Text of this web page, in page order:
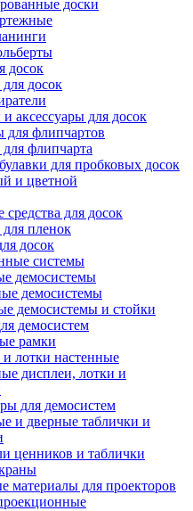
доски
досок
досок
аксессуары для досок
для флипчартов
флипчарта
для пробковых досок
и цветной
для досок
пленок
досок
системы
демосистемы
демосистемы
демосистемы и стойки
демосистем
рамки
лотки настенные
дисплеи, лотки и
для демосистем
и дверные таблички и
ценников и таблички
материалы для проекторов